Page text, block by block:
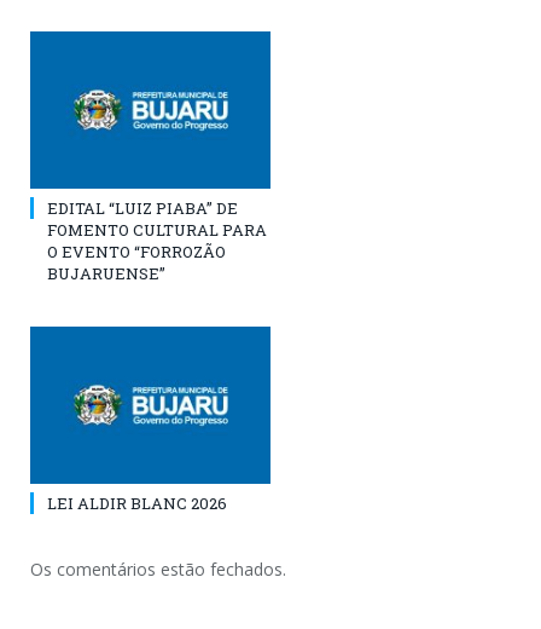
EDITAL “LUIZ PIABA” DE
FOMENTO CULTURAL PARA
O EVENTO “FORROZÃO
BUJARUENSE”
LEI ALDIR BLANC 2026
Os comentários estão fechados.